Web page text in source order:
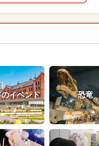
イベント 恐竜